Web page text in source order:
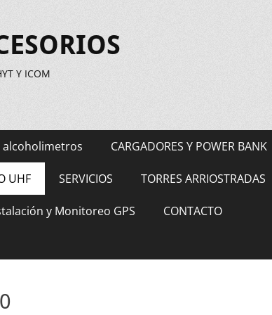
Y ICOM
alcoholimetros CARGADORES Y POWER BANK
UHF SERVICIOS TORRES ARRIOSTRADAS
y Monitoreo GPS CONTACTO